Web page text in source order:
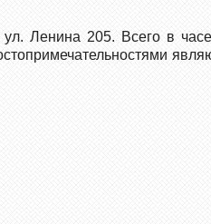
Ленина 205. Всего в